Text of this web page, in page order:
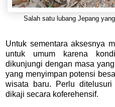
Salah satu lubang Jepang
Untuk sementara aksesnya
untuk umum karena
dikunjungi dengan masa
yang menyimpan potensi
wisata baru. Perlu
dikaji secara koferehensif.